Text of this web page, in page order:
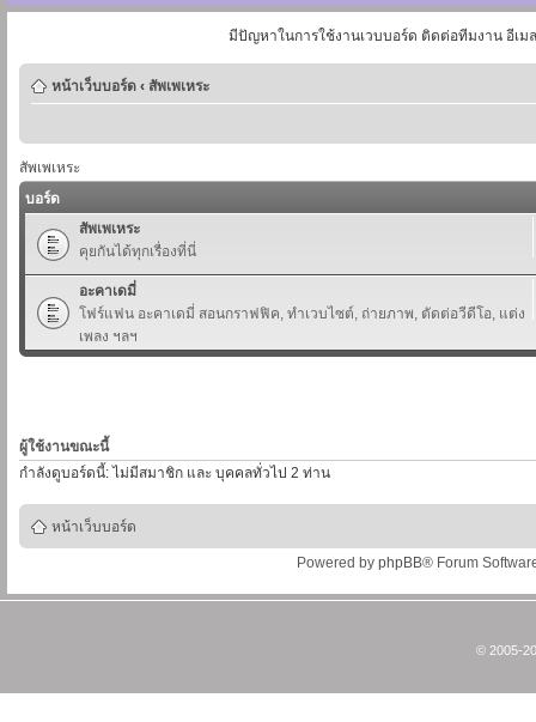
มีปัญหาในการใช้งานเวบบอร์ด ติดต่อทีมงาน อีเม
หน้าเว็บบอร์ด ‹ สัพเพเหระ
สัพเพเหระ
บอร์ด
สัพเพเหระ
คุยกันได้ทุกเรื่องที่นี่
อะคาเดมี่
โฟร์แฟน อะคาเดมี่ สอนกราฟฟิค, ทำเวบไซต์, ถ่ายภาพ, ตัดต่อวีดีโอ, แต่ง
เพลง ฯลฯ
ผู้ใช้งานขณะนี้
กำลังดูบอร์ดนี้: ไม่มีสมาชิก และ บุคคลทั่วไป 2 ท่าน
หน้าเว็บบอร์ด
Powered by phpBB® Forum
© 2005-